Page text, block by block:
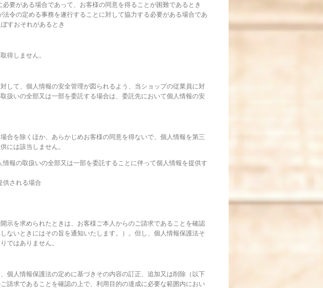
要がある場合であって、お客様の同意を得ることが困難であるとき
令の定める事務を遂行することに対して協力する必要がある場合であ
すおそれがあるとき
得しません。
して、個人情報の安全管理が図られるよう、当ショップの従業員に対
扱いの全部又は一部を委託する場合は、委託先において個人情報の安
合を除くほか、あらかじめお客様の同意を得ないで、個人情報を第三
には該当しません。
報の取扱いの全部又は一部を委託することに伴って個人情報を提供す
供される場合
示を求められたときは、お客様ご本人からのご請求であることを確認
ないときにはその旨を通知いたします。）。但し、個人情報保護法そ
ではありません。
個人情報保護法の定めに基づきその内容の訂正、追加又は削除（以下
請求であることを確認の上で、利用目的の達成に必要な範囲内におい